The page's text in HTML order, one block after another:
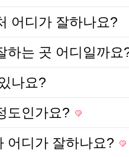
어디가 잘하나요?
하는 곳 어디일까요
나요?
도인가요?
어디가 잘하나요?